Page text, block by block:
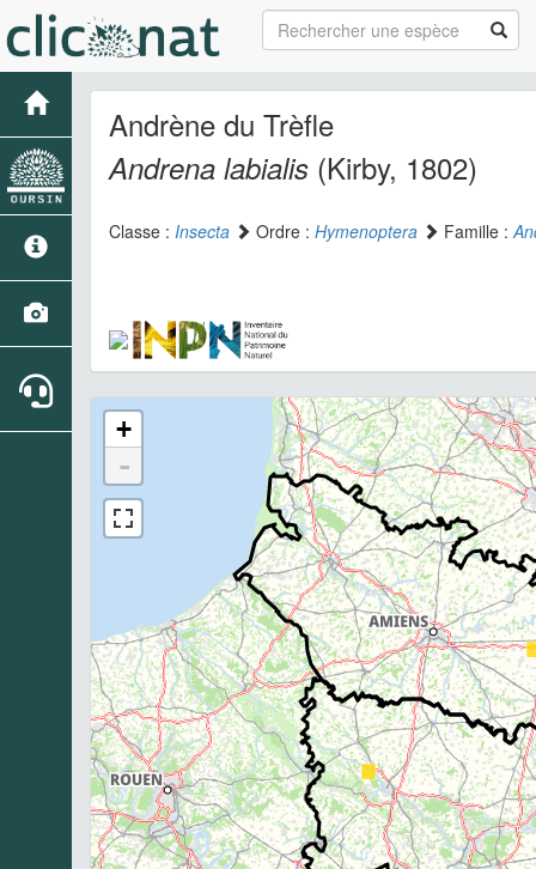
Andrène du Trèfle
Andrena labialis (Kirby, 1802)
Classe : Insecta Ordre : Hymenoptera Famille :
+
-